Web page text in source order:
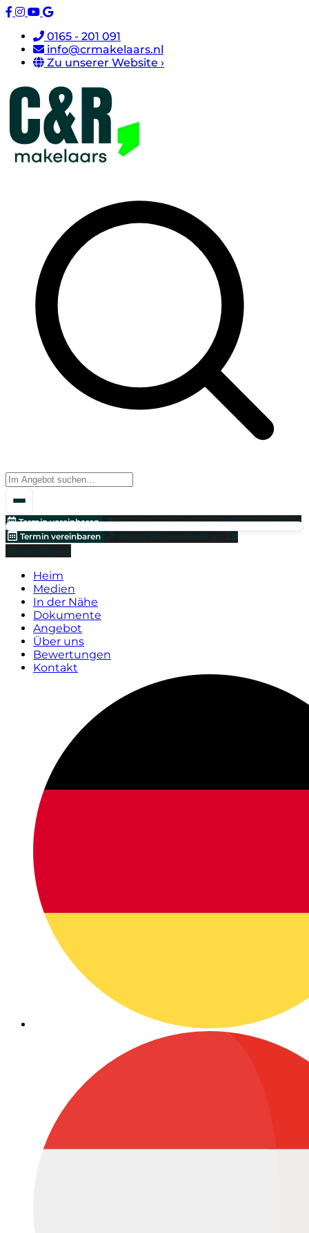
0165 - 201 091
info@crmakelaars.nl
Zu unserer Website ›
Termin vereinbaren Bieten Sie einen Preis an!
Wertschätzung
Termin vereinbaren
Bieten Sie einen Preis an!
Wertschätzung
Heim
Medien
In der Nähe
Dokumente
Angebot
Über uns
Bewertungen
Kontakt